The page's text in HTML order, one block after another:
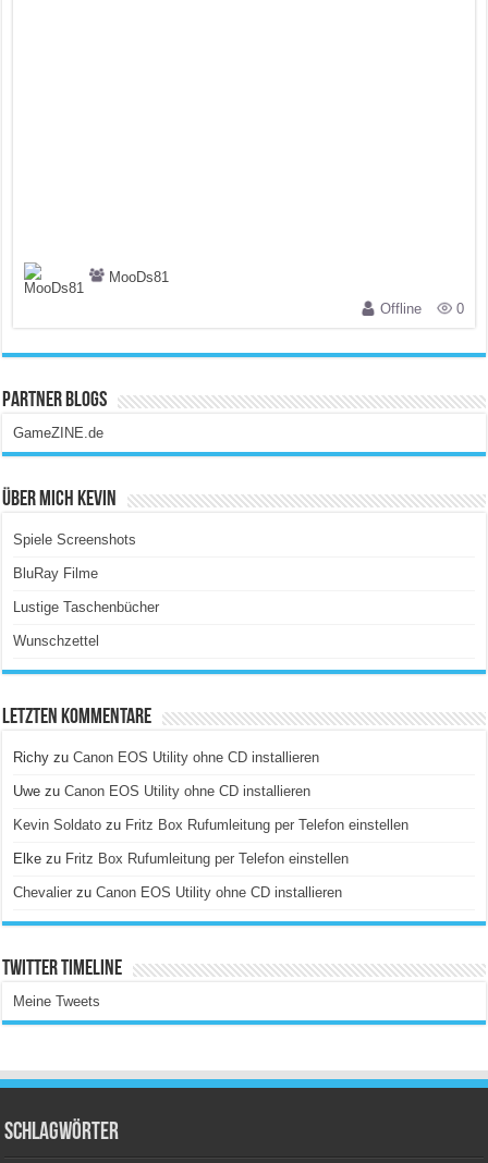
MooDs81
Offline
0
Partner Blogs
GameZINE.de
Über Mich Kevin
Spiele Screenshots
BluRay Filme
Lustige Taschenbücher
Wunschzettel
Letzten Kommentare
Richy zuCanon EOS Utility ohne CD installieren
Uwe zuCanon EOS Utility ohne CD installieren
Kevin Soldato zu Fritz Box Rufumleitung per Telefon einstellen
Elke zu Fritz Box Rufumleitung per Telefon einstellen
Chevalier zuCanon EOS Utility ohne CD installieren
Twitter Timeline
Meine Tweets
Schlagwörter